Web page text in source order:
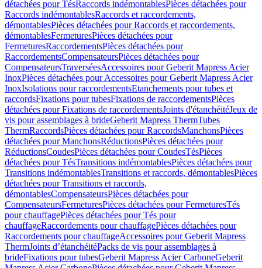
détachées pour TésRaccords indémontablesPièces détachées pour
Raccords indémontablesRaccords et raccordements,
démontablesPièces détachées pour Raccords et raccordements,
démontablesFermeturesPièces détachées pour
FermeturesRaccordementsPièces détachées pour
RaccordementsCompensateursPièces détachées pour
CompensateursTraverséesAccessoires pour Geberit Mapress Acier
InoxPièces détachées pour Accessoires pour Geberit Mapress Acier
InoxIsolations pour raccordementsEtanchements pour tubes et
raccordsFixations pour tubesFixations de raccordementsPièces
détachées pour Fixations de raccordementsJoints d'étanchéitéJeux de
vis pour assemblages à brideGeberit Mapress ThermTubes
ThermRaccordsPièces détachées pour RaccordsManchonsPièces
détachées pour ManchonsRéductionsPièces détachées pour
RéductionsCoudesPièces détachées pour CoudesTésPièces
détachées pour TésTransitions indémontablesPièces détachées pour
Transitions indémontablesTransitions et raccords, démontablesPièces
détachées pour Transitions et raccords,
démontablesCompensateursPièces détachées pour
CompensateursFermeturesPièces détachées pour FermeturesTés
pour chauffagePièces détachées pour Tés pour
chauffageRaccordements pour chauffagePièces détachées pour
Raccordements pour chauffageAccessoires pour Geberit Mapress
ThermJoints d’étanchéitéPacks de vis pour assemblages à
brideFixations pour tubesGeberit Mapress Acier CarboneGeberit